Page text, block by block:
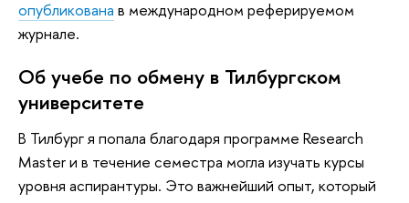
опубликована в международном реферируемом
журнале.
Об учебе по обмену в Тилбургском
университете
В Тилбург я попала благодаря программе Research
Master и в течение семестра могла изучать курсы
уровня аспирантуры. Это важнейший опыт, который